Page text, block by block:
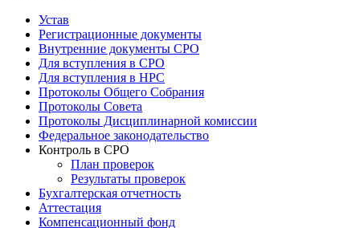
Устав
Регистрационные документы
Внутренние документы СРО
Для вступления в СРО
Для вступления в НРС
Протоколы Общего Собрания
Протоколы Совета
Протоколы Дисциплинарной комиссии
Федеральное законодательство
Контроль в СРО
План проверок
Результаты проверок
Бухгалтерская отчетность
Аттестация
Компенсационный фонд